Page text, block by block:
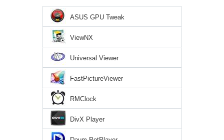
ASUS GPU Tweak
ViewNX
Universal Viewer
FastPictureViewer
RMClock
DivX Player